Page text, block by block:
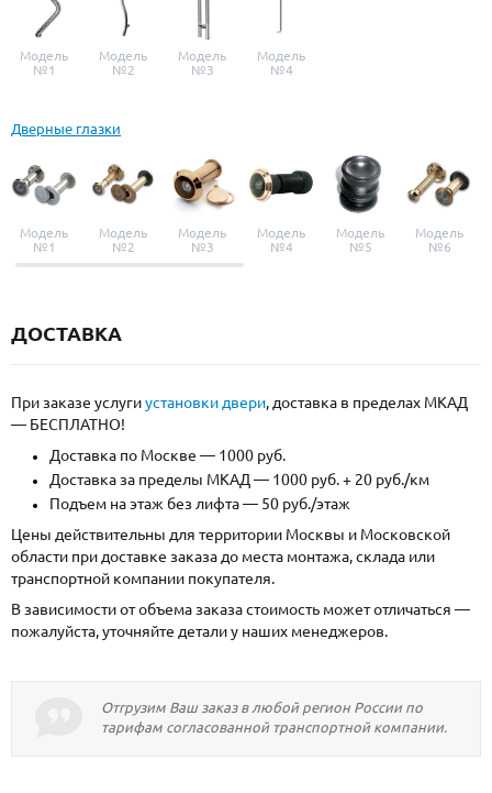
Модель
№1
Модель
№2
Модель
№3
Модель
№4
Дверные глазки
Модель
№1
Модель
№2
Модель
№3
Модель
№4
Модель
№5
Модель
№6
ДОСТАВКА
При заказе услугиустановки двери, доставка в пределах МКАД
— БЕСПЛАТНО!
Доставка по Москве — 1000 руб.
Доставка за пределы МКАД — 1000 руб. + 20 руб./км
Подъем на этаж без лифта — 50 руб./этаж
Цены действительны для территории Москвы и Московской
области при доставке заказа до места монтажа, склада или
транспортной компании покупателя.
В зависимости от объема заказа стоимость может отличаться —
пожалуйста, уточняйте детали у наших менеджеров.
Отгрузим Ваш заказ в любой регион России по
тарифам согласованной транспортной компании.